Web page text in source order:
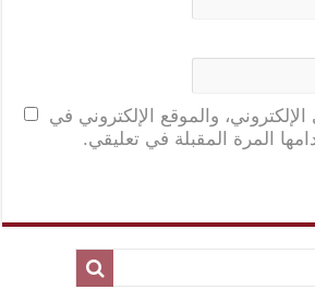
والموقع الإلكتروني في
المرة المقبلة في تعليقي.